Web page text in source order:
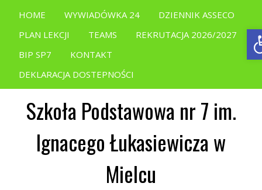
HOME WYWIADÓWKA 24
DZIENNIK ASSECO
PLAN LEKCJI
TEAMS
REKRUTACJA 2026/2027
BIP SP7
KONTAKT
DEKLARACJA DOSTEPNOŚCI
Szkoła Podstawowa nr 7 im.
Ignacego Łukasiewicza w
Mielcu